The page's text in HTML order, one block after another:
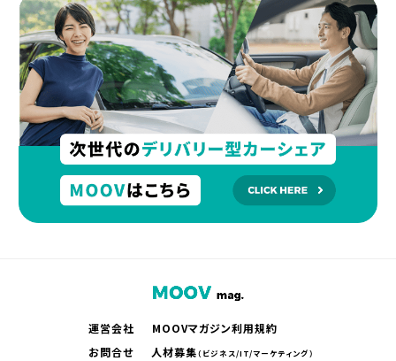
運営会社
MOOVマガジン利用規約
お問合せ
人材募集（ビジネス/IT/マーケティング）